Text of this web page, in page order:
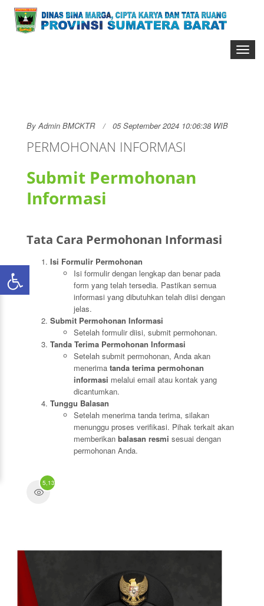
Toggle
ByAdmin BMCKTR 05 September 2024 10:06:38 WIB
PERMOHONAN INFORMASI
Submit Permohonan
Informasi
Tata Cara Permohonan Informasi
Isi Formulir Permohonan
Isi formulir dengan lengkap dan benar pada
form yang telah tersedia. Pastikan semua
informasi yang dibutuhkan telah diisi dengan
jelas.
Submit Permohonan Informasi
Setelah formulir diisi, submit permohonan.
Tanda Terima Permohonan Informasi
Setelah submit permohonan, Anda akan
menerima tanda terima permohonan
informasi melalui email atau kontak yang
dicantumkan.
Tunggu Balasan
Setelah menerima tanda terima, silakan
menunggu proses verifikasi. Pihak terkait akan
memberikan balasan resmi sesuai dengan
permohonan Anda.
5,132